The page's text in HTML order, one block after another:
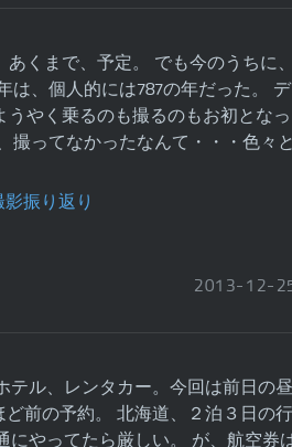
くまで、予定。 でも今のうちに、
は、個人的には787の年だった。 デ
うやく乗るのも撮るのもお初となっ
撮ってなかったなんて・・・色々と
2013- 12-
テル、レンタカー。今回は前日の昼
前の予約。 北海道、２泊３日の行
にやってたら厳しい。 が、航空券